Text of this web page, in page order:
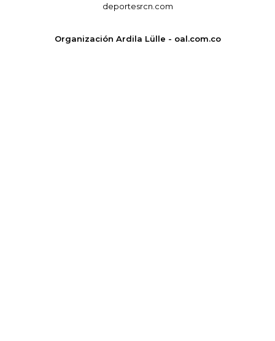
deportesrcn.com
Organización Ardila Lülle - oal.com.co